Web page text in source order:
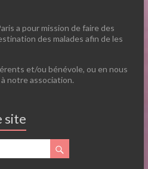
a pour mission de faire des
des malades afin de les
et/ou bénévole, ou en nous
notre association.
site